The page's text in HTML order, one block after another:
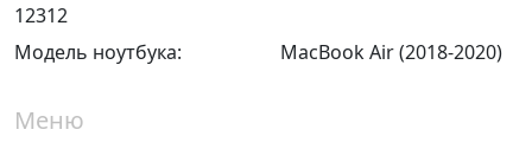
12312
Модель ноутбука:
MacBook Air (2018-2020)
Меню